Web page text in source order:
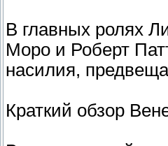
В главных ролях
Моро и Роберт
насилия,
Краткий обзор